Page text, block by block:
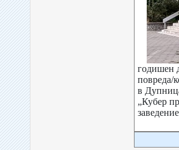
годишен
повреда/
в
„Кубер